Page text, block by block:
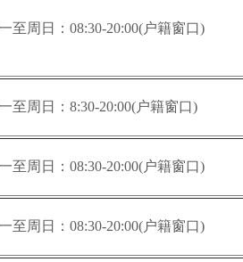
至周日：08:30-20:00(户籍窗口)
至周日：8:30-20:00(户籍窗口)
至周日：08:30-20:00(户籍窗口)
至周日：08:30-20:00(户籍窗口)